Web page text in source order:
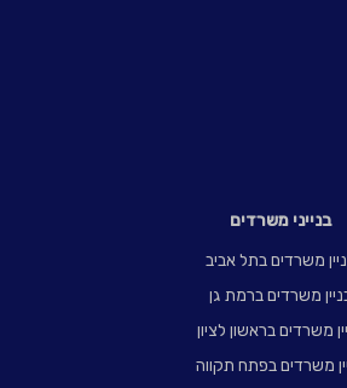
בנייני משרדים
משרדים בתל אביב
משרדים ברמת גן
משרדים בראשון לציון
משרדים בפתח תקווה